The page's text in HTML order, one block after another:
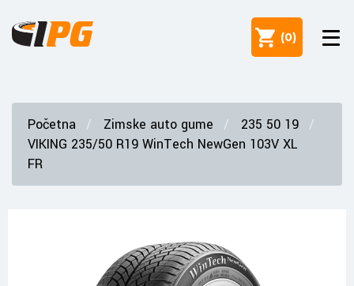
(0)
Početna Zimske auto gume
235 50 19
VIKING 235/50 R19 WinTech NewGen 103V XL
FR